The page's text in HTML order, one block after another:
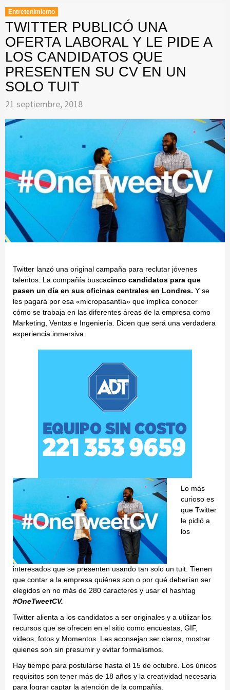
Entretenimiento
TWITTER PUBLICÓ UNA
OFERTA LABORAL Y LE PIDE A
LOS CANDIDATOS QUE
PRESENTEN SU CV EN UN
SOLO TUIT
21 septiembre, 2018
Twitter lanzó una original campaña para reclutar jóvenes
talentos. La compañía buscacinco candidatos para que
pasen un día en sus oficinas centrales en Londres. Y se
les pagará por esa «micropasantía» que implica conocer
cómo se trabaja en las diferentes áreas de la empresa como
Marketing, Ventas e Ingeniería. Dicen que será una verdadera
experiencia inmersiva.
Lo más
curioso es
que Twitter
le pidió a
los
interesados que se presenten usando tan solo un tuit. Tienen
que contar a la empresa quiénes son o por qué deberían ser
elegidos en no más de 280 caracteres y usar el hashtag
#OneTweetCV.
Twitter alienta a los candidatos a ser originales y a utilizar los
recursos que se ofrecen en el sitio como encuestas, GIF,
videos, fotos y Momentos. Les aconsejan ser claros, mostrar
quienes son sin presumir y evitar formalismos.
Hay tiempo para postularse hasta el 15 de octubre. Los únicos
requisitos son tener más de 18 años y la creatividad necesaria
para lograr captar la atención de la compañía.